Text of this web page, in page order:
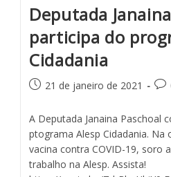
Deputada
participa do
Cidadania
21 de janeiro de 2021
A Deputada Janaina Paschoal
ptograma Alesp Cidadania. Na
vacina contra COVID-19, soro
trabalho na Alesp. Assista!